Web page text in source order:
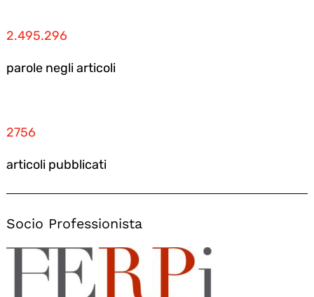
2.495.296
parole negli articoli
2756
articoli pubblicati
Socio Professionista